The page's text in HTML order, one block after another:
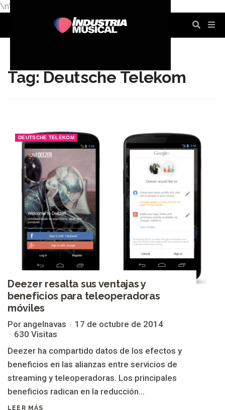
\n\n
Tag: Deutsche Telekom
DEUTSCHE TELEKOM
Deezer resalta sus ventajas y
beneficios para teleoperadoras
móviles
Por angelnavas
17 de octubre de 2014
630 Visitas
Deezer ha compartido datos de los efectos y
beneficios en las alianzas entre servicios de
streaming y teleoperadoras. Los principales
beneficios radican en la reducción...
LEER MÁS